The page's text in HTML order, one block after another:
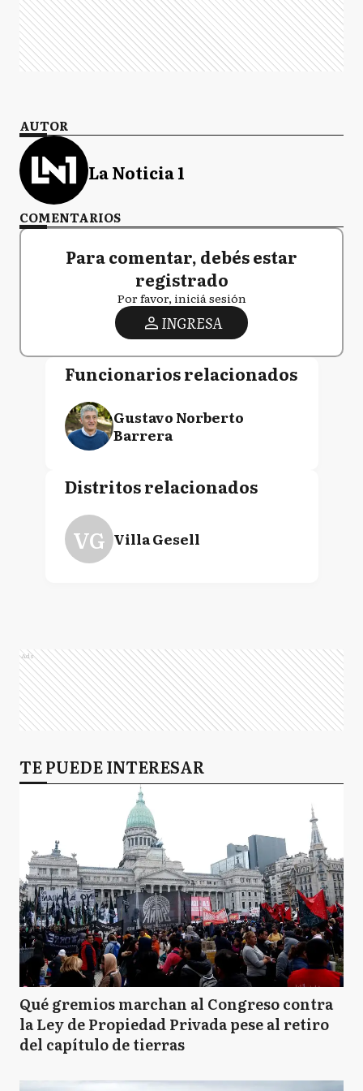
AUTOR
La Noticia 1
COMENTARIOS
Para comentar, debés estar
registrado
Por favor, iniciá sesión
INGRESA
Funcionarios relacionados
Gustavo Norberto
Barrera
Distritos relacionados
VG Villa Gesell
Ads
TE PUEDE INTERESAR
Qué gremios marchan al Congreso contra
la Ley de Propiedad Privada pese al retiro
del capítulo de tierras